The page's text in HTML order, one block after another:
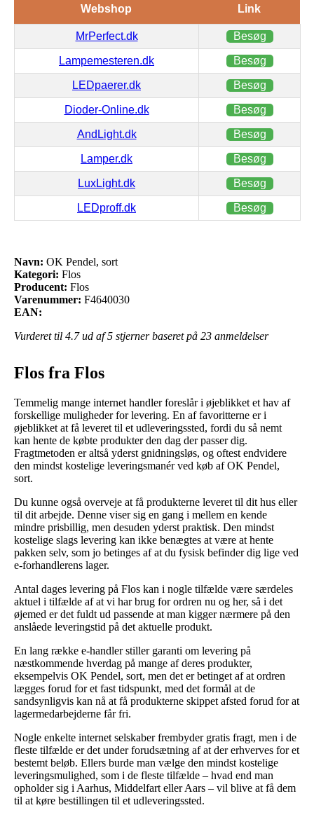
Webshop Link
MrPerfect.dk Besøg
Lampemesteren.dk Besøg
LEDpaerer.dk Besøg
Dioder-Online.dk Besøg
AndLight.dk Besøg
Lamper.dk Besøg
LuxLight.dk Besøg
LEDproff.dk Besøg
Navn: OK Pendel, sort
Kategori: Flos
Producent: Flos
Varenummer: F4640030
EAN:
Vurderet til 4.7ud af 5 stjerner baseret på 23 anmeldelser
Flos fra Flos
Temmelig mange internet handler foreslår i øjeblikket et hav af
forskellige muligheder for levering. En af favoritterne er i
øjeblikket at få leveret til et udleveringssted, fordi du så nemt
kan hente de købte produkter den dag der passer dig.
Fragtmetoden er altså yderst gnidningsløs, og oftest endvidere
den mindst kostelige leveringsmanér ved køb af OK Pendel,
sort.
Du kunne også overveje at få produkterne leveret til dit hus eller
til dit arbejde. Denne viser sig en gang i mellem en kende
mindre prisbillig, men desuden yderst praktisk. Den mindst
kostelige slags levering kan ikke benægtes at være at hente
pakken selv, som jo betinges af at du fysisk befinder dig lige ved
e-forhandlerens lager.
Antal dages levering på Flos kan i nogle tilfælde være særdeles
aktuel i tilfælde af at vi har brug for ordren nu og her, så i det
øjemed er det fuldt ud passende at man kigger nærmere på den
anslåede leveringstid på det aktuelle produkt.
En lang række e-handler stiller garanti om levering på
næstkommende hverdag på mange af deres produkter,
eksempelvis OK Pendel, sort, men det er betinget af at ordren
lægges forud for et fast tidspunkt, med det formål at de
sandsynligvis kan nå at få produkterne skippet afsted forud for at
lagermedarbejderne får fri.
Nogle enkelte internet selskaber frembyder gratis fragt, men i de
fleste tilfælde er det under forudsætning af at der erhverves for et
bestemt beløb. Ellers burde man vælge den mindst kostelige
leveringsmulighed, som i de fleste tilfælde – hvad end man
opholder sig i Aarhus, Middelfart eller Aars – vil blive at få dem
til at køre bestillingen til et udleveringssted.